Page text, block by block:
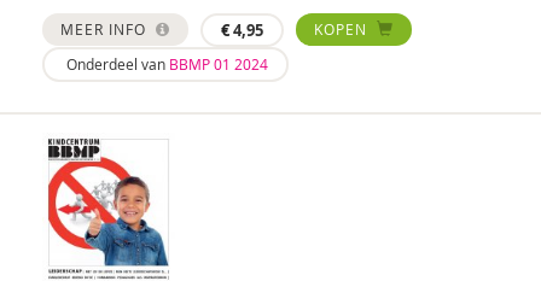
Wouter Bulckaert
Jeanet Bus
Johnny van Cadsand
Nathalie Camacho
Theo Cappon
MEER INFO €4,95
KOPEN
Onderdeel van BBMP 01 2024